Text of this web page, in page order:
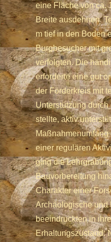
eine Fläche von ca.
Breite ausdehnen.
m tief in den Boden
Burgbesucher mit
verfolgten. Die
erforderte eine gut
der Förderkreis mit
Unterstützung
stellte, aktiv
Maßnahmenumfang
einer regulären
ging die
Bauvorbereitung
Charakter einer
Archäologische und
beeindruckten in
Erhaltungszustand: